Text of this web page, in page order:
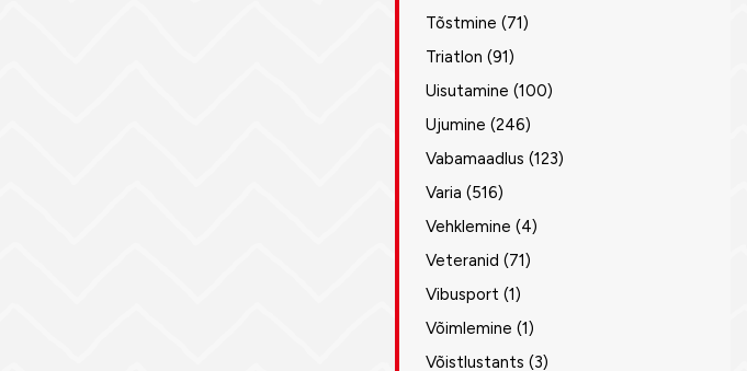
Tõstmine (71)
Triatlon (91)
Uisutamine (100)
Ujumine (246)
Vabamaadlus (123)
Varia (516)
Vehklemine (4)
Veteranid (71)
Vibusport (1)
Võimlemine (1)
Võistlustants (3)